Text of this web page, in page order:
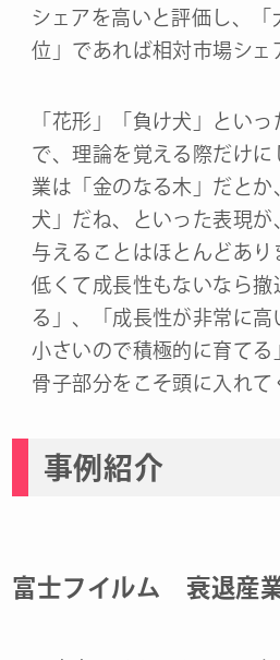
シェアを高いと評価し、「
位」であれば相対市場シェ
「花形」「負け犬」とい
で、理論を覚える際だけ
業は「金のなる木」だと
犬」だね、といった表現が
与えることはほとんどあり
低くて成長性もないなら撤
る」、「成長性が非常に
小さいので積極的に育てる
骨子部分をこそ頭に入れて
事例紹介
富士フイルム 衰退産